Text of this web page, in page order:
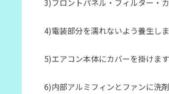
3)フロントパネル・フィルター・
4)電装部分を濡れないよう養生しま
5)エアコン本体にカバーを掛けます
6)内部アルミフィンとファンに洗